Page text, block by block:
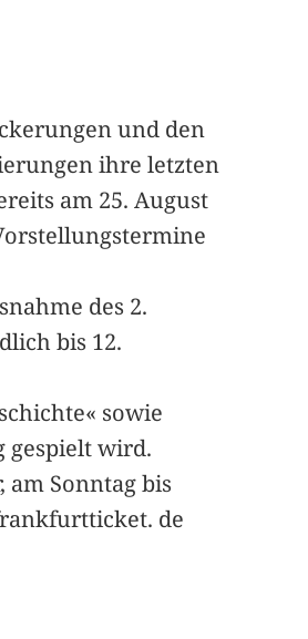
und den
ihre letzten
am 25. August
des 2.
bis 12.
sowie
gespielt wird.
Sonntag bis
de